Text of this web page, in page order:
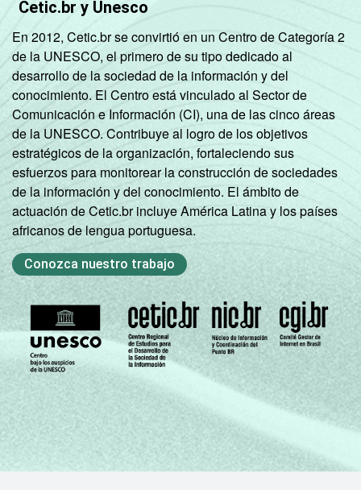
Cetic.br y Unesco
En 2012, Cetic.br se convirtió en un Centro de Categoría 2
de la UNESCO, el primero de su tipo dedicado al
desarrollo de la sociedad de la información y del
conocimiento. El Centro está vinculado al Sector de
Comunicación e Información (CI), una de las cinco áreas
de la UNESCO. Contribuye al logro de los objetivos
estratégicos de la organización, fortaleciendo sus
esfuerzos para monitorear la construcción de sociedades
de la información y del conocimiento. El ámbito de
actuación de Cetic.br incluye América Latina y los países
africanos de lengua portuguesa.
Conozca nuestro trabajo